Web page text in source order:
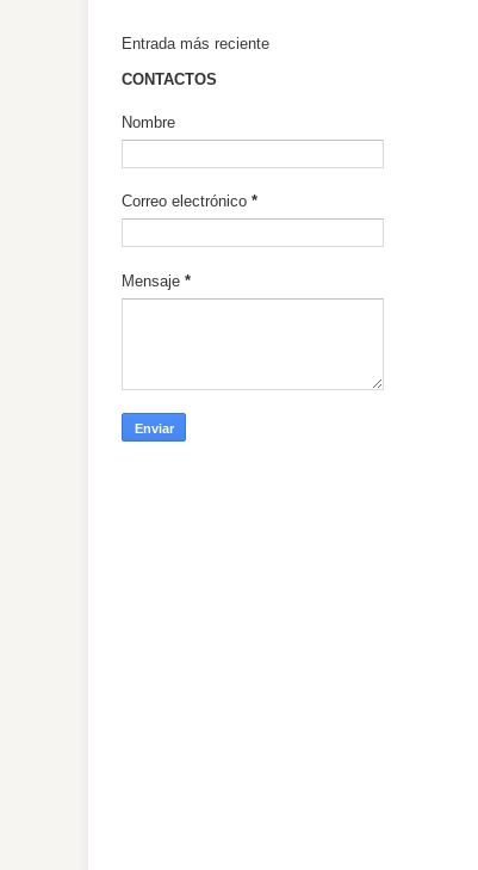
Entrada más reciente
CONTACTOS
Nombre
Correo electrónico *
Mensaje *